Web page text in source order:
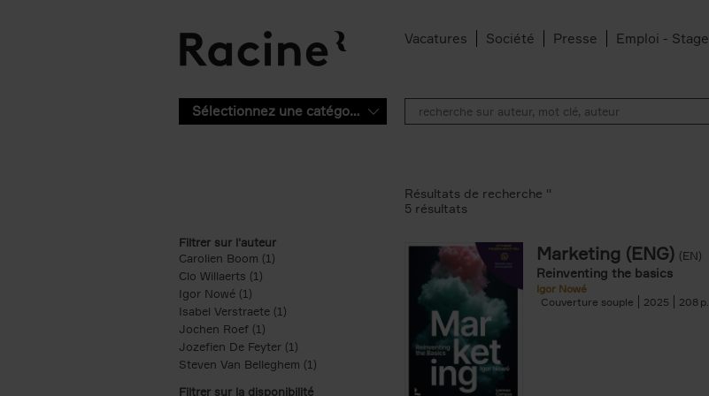
Vacatures Société Presse Emploi - Stage
Sélectionnez une catégorie
Filtrer sur l'auteur
Carolien Boom (1)
Clo Willaerts (1)
Igor Nowé (1)
Isabel Verstraete (1) Apply Isabel Verstraete filter
Jochen Roef (1)
Jozefien De Feyter (1) Apply Jozefien De Feyter filter
Steven Van Belleghem (1) Apply Steven Van Belleghem filter
Filtrer sur la disponibilité
Résultats de recherche ''
5 résultats
Marketing (ENG) (EN)
Reinventing the basics
Igor Nowé
Couverture souple
2025 208